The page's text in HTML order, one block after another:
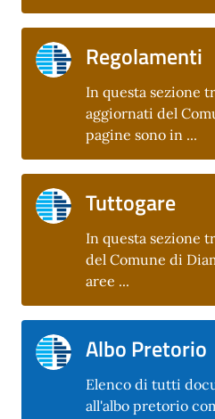
Regolamenti
In questa sezione
aggiornati del
pagine sono in ...
Tuttogare
In questa sezione
del Comune di
aree ...
Albo Pretorio
Elenco di tutti
all'albo pretorio